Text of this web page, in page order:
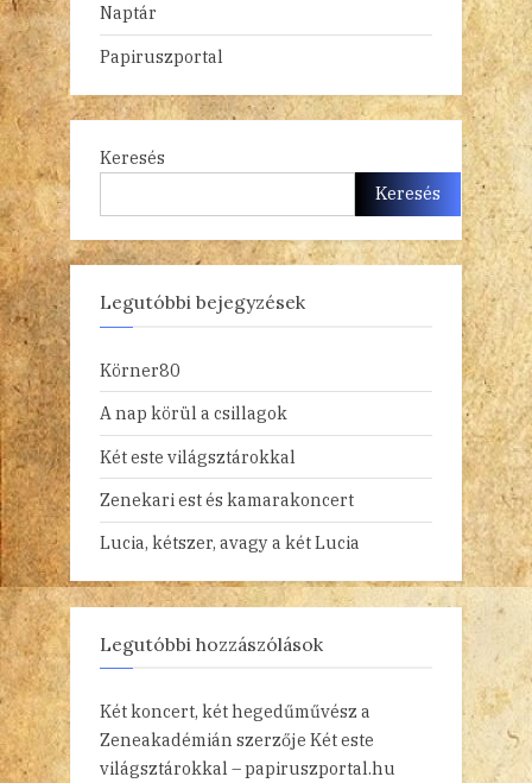
Naptár
Papiruszportal
Keresés
Keresés
Legutóbbi bejegyzések
Körner80
A nap körül a csillagok
Két este világsztárokkal
Zenekari est és kamarakoncert
Lucia, kétszer, avagy a két Lucia
Legutóbbi hozzászólások
Két koncert, két hegedűművész a
Zeneakadémián szerzője Két este
világsztárokkal – papiruszportal.hu